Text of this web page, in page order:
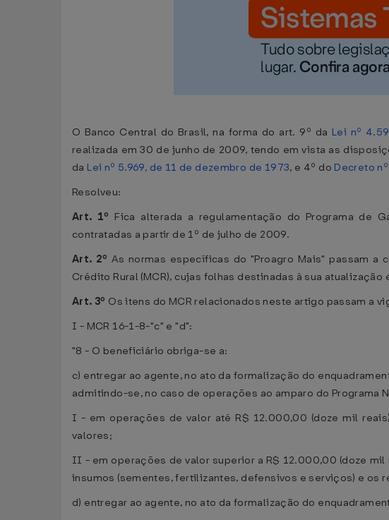
O Banco Central do Brasil, na forma do art. 9º da Lei nº
realizada em 30 de junho de 2009, tendo em vista as
da Lei nº 5.969, de 11 de dezembro de 1973, e 4º do Decreto
Resolveu:
Art. 1º Fica alterada a regulamentação do Programa de
contratadas a partir de 1º de julho de 2009.
Art. 2º As normas específicas do "Proagro Mais" passam
Crédito Rural (MCR), cujas folhas destinadas à sua atualização
Art. 3º Os itens do MCR relacionados neste artigo passam a
I - MCR 16-1-8-"c" e "d":
"8 - O beneficiário obriga-se a:
c) entregar ao agente, no ato da formalização do
admitindo-se, no caso de operações ao amparo do Programa
I - em operações de valor até R$ 12.000,00 (doze mil
valores;
II - em operações de valor superior a R$ 12.000,00 (doze
insumos (sementes, fertilizantes, defensivos e serviços) e os
d) entregar ao agente, no ato da formalização do